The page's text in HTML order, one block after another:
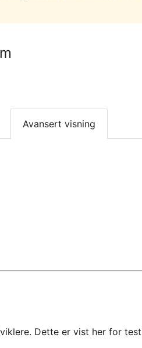
Avansert visning
Dette er vist her for